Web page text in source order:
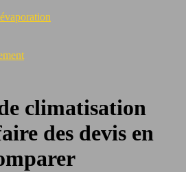
climatisation
des devis en